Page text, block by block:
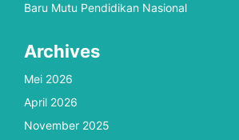
Baru Mutu Pendidikan Nasional
Archives
Mei 2026
April 2026
November 2025